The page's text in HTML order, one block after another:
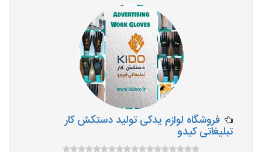
فروشگاه لوازم یدکی تولید دستکش کار
تبلیغاتی کیدو